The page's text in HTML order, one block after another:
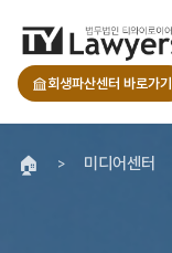
회생파산센터 바로가기
🏠 > 미디어센터